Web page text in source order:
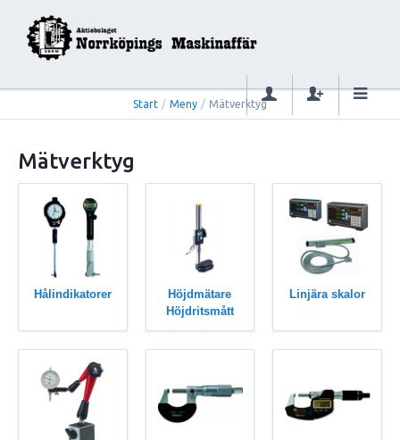
Start / Meny / Mätverktyg
Mätverktyg
Hålindikatorer
Höjdmätare
Höjdritsmått
Linjära skalor